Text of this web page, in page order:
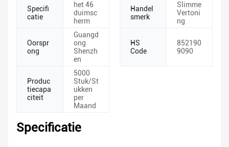
Specifi
catie
het 46
duimsc
herm
Handel
smerk
Slimme
Vertoni
ng
Oorspr
ong
Guangd
ong
Shenzh
en
HS
Code
852190
9090
Produc
tiecapa
citeit
5000
Stuk/St
ukken
per
Maand
Specificatie